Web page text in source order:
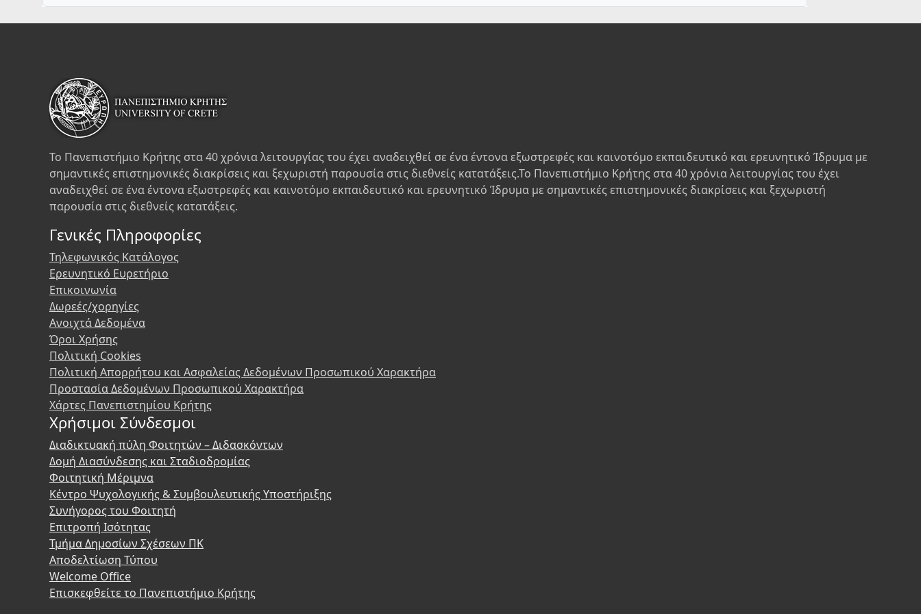
Το Πανεπιστήμιο Κρήτης στα 40 χρόνια λειτουργίας του έχει αναδειχθεί σε ένα έντονα εξωστρεφές και καινοτόμο εκπαιδευτικό και ερευνητικό Ίδρυμα με
σημαντικές επιστημονικές διακρίσεις και ξεχωριστή παρουσία στις διεθνείς κατατάξεις.Το Πανεπιστήμιο Κρήτης στα 40 χρόνια λειτουργίας του έχει
αναδειχθεί σε ένα έντονα εξωστρεφές και καινοτόμο εκπαιδευτικό και ερευνητικό Ίδρυμα με σημαντικές επιστημονικές διακρίσεις και ξεχωριστή
παρουσία στις διεθνείς κατατάξεις.
Γενικές Πληροφορίες
Τηλεφωνικός Κατάλογος
Ερευνητικό Ευρετήριο
Επικοινωνία
Δωρεές/χορηγίες
Ανοιχτά Δεδομένα
Όροι Χρήσης
Πολιτική Cookies
Πολιτική Απορρήτου και Ασφαλείας Δεδομένων Προσωπικού Χαρακτήρα
Προστασία Δεδομένων Προσωπικού Χαρακτήρα
Χάρτες Πανεπιστημίου Κρήτης
Χρήσιμοι Σύνδεσμοι
Διαδικτυακή πύλη Φοιτητών – Διδασκόντων
Δομή Διασύνδεσης και Σταδιοδρομίας
Φοιτητική Μέριμνα
Κέντρο Ψυχολογικής & Συμβουλευτικής Υποστήριξης
Συνήγορος του Φοιτητή
Επιτροπή Ισότητας
Τμήμα Δημοσίων Σχέσεων ΠΚ
Αποδελτίωση Τύπου
Welcome Office
Επισκεφθείτε το Πανεπιστήμιο Κρήτης